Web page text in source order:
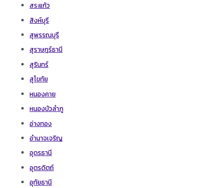
สระแก้ว
สิงห์บุรี
สุพรรณบุรี
สุราษฎร์ธานี
สุรินทร์
สุโขทัย
หนองคาย
หนองบัวลำภู
อ่างทอง
อำนาจเจริญ
อุดรธานี
อุตรดิตถ์
อุทัยธานี